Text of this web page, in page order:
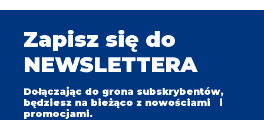
Zapisz się do
NEWSLETTERA
Dołączając do grona subskrybentów,
będziesz na bieżąco z nowościami i
promocjami.